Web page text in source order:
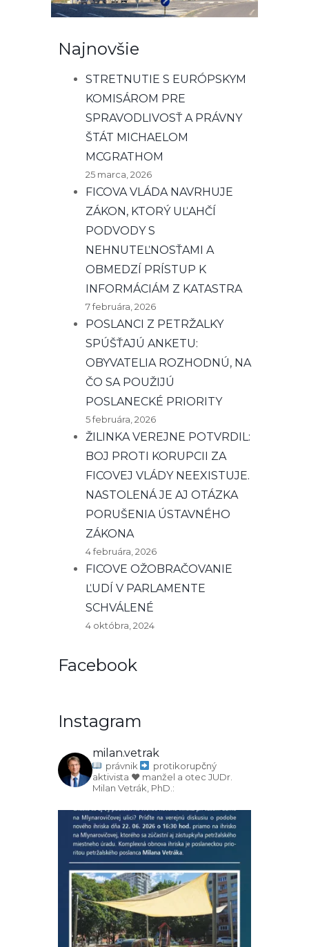
Najnovšie
STRETNUTIE S EURÓPSKYM
KOMISÁROM PRE
SPRAVODLIVOSŤ A PRÁVNY
ŠTÁT MICHAELOM
MCGRATHOM
25 marca, 2026
FICOVA VLÁDA NAVRHUJE
ZÁKON, KTORÝ UĽAHČÍ
PODVODY S
NEHNUTEĽNOSŤAMI A
OBMEDZÍ PRÍSTUP K
INFORMÁCIÁM Z KATASTRA
7 februára, 2026
POSLANCI Z PETRŽALKY
SPÚŠŤAJÚ ANKETU:
OBYVATELIA ROZHODNÚ, NA
ČO SA POUŽIJÚ
POSLANECKÉ PRIORITY
5 februára, 2026
ŽILINKA VEREJNE POTVRDIL:
BOJ PROTI KORUPCII ZA
FICOVEJ VLÁDY NEEXISTUJE.
NASTOLENÁ JE AJ OTÁZKA
PORUŠENIA ÚSTAVNÉHO
ZÁKONA
4 februára, 2026
FICOVE OŽOBRAČOVANIE
ĽUDÍ V PARLAMENTE
SCHVÁLENÉ
4 októbra, 2024
Facebook
Instagram
milan.vetrak
právnik
protikorupčný
aktivista ♥️ manžel a otec JUDr.
Milan Vetrák, PhD.: